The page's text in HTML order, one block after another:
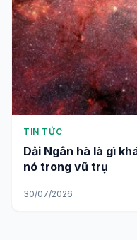
TIN TỨC
Dải Ngân hà là gì
nó trong vũ trụ
30/07/2026